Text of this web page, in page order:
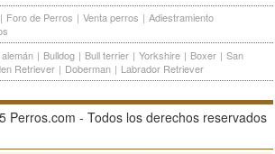
| Foro de Perros | Venta perros | Adiestramiento
| Bulldog | Bull terrier | Yorkshire | Boxer | San
Retriever | Doberman | Labrador Retriever
Perros.com - Todos los derechos reservados